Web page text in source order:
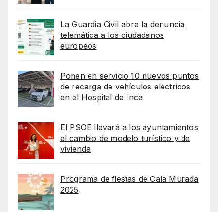
La Guardia Civil abre la denuncia
telemática a los ciudadanos
europeos
Ponen en servicio 10 nuevos puntos
de recarga de vehículos eléctricos
en el Hospital de Inca
El PSOE llevará a los ayuntamientos
el cambio de modelo turístico y de
vivienda
Programa de fiestas de Cala Murada
2025